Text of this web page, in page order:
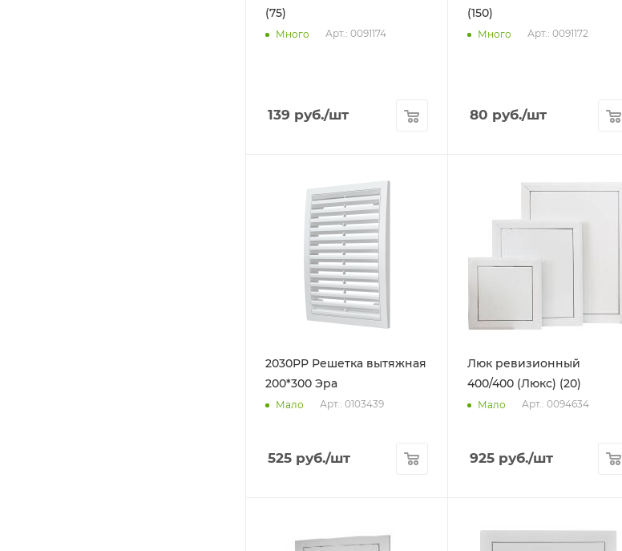
(75)
Много Арт.: 0091174
139 руб./шт
(150)
Много Арт.: 0091172
80 руб./шт
2030РР Решетка вытяжная
200*300 Эра
Мало Арт.: 0103439
525 руб./шт
Люк ревизионный
400/400 (Люкс) (20)
Мало Арт.: 0094634
925руб./шт